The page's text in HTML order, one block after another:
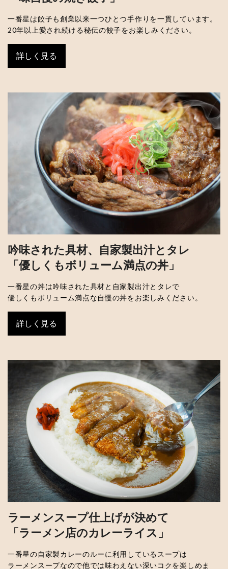
一番星は餃子も創業以来一つひとつ手作りを一貫しています。
20年以上愛され続ける秘伝の餃子をお楽しみください。
詳しく見る
吟味された具材、自家製出汁とタレ
「優しくもボリューム満点の丼」
一番星の丼は吟味された具材と自家製出汁とタレで
優しくもボリューム満点な自慢の丼をお楽しみください。
詳しく見る
ラーメンスープ仕上げが決めて
「ラーメン店のカレーライス」
一番星の自家製カレーのルーに利用しているスープは
ラーメンスープなので他では味わえない深いコクを楽しめま